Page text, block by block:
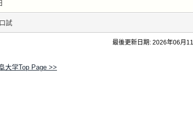
試
最後更新日期: 2026年06月
大学Top Page >>